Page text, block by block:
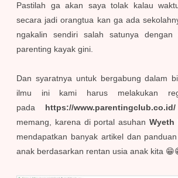
Pastilah ga akan saya tolak kalau
secara jadi orangtua kan ga ada
ngakalin sendiri salah satunya
parenting kayak gini.
Dan syaratnya untuk bergabung dalam
ilmu ini kami harus melakukan
pada https://www.parentingclub.co.id/
memang, karena di portal asuhan Wyeth
mendapatkan banyak artikel dan
anak berdasarkan rentan usia anak kita